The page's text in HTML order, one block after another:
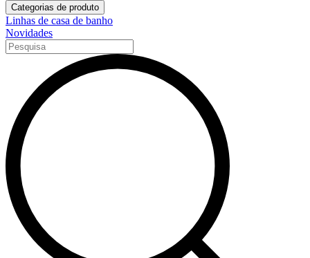
Categorias de produto
Linhas de casa de banho
Novidades